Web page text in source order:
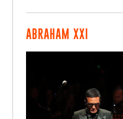
ABRAHAM XXI